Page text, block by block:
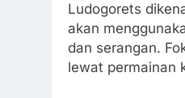
Ludogorets
akan
dan serangan.
lewat permainan